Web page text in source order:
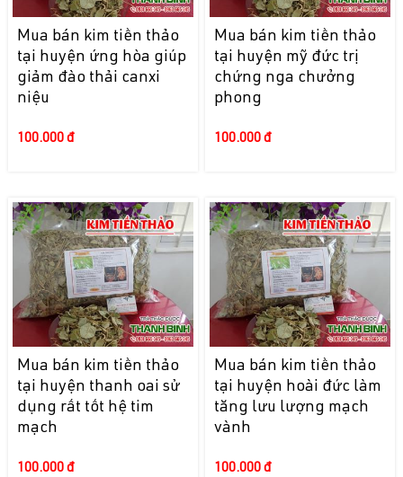
Mua bán kim tiền thảo
tại huyện ứng hòa giúp
giảm đào thải canxi
niệu
100.000 đ
Mua bán kim tiền thảo
tại huyện mỹ đức trị
chứng nga chưởng
phong
100.000 đ
Mua bán kim tiền thảo
tại huyện thanh oai sử
dụng rất tốt hệ tim
mạch
100.000 đ
Mua bán kim tiền thảo
tại huyện hoài đức làm
tăng lưu lượng mạch
vành
100.000 đ